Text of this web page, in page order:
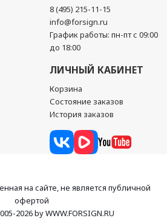
8 (495) 215-11-15
info@forsign.ru
График работы: пн-пт с 09:00
до 18:00
ЛИЧНЫЙ КАБИНЕТ
Корзина
Состояние заказов
История заказов
на сайте, не является публичной
офертой
2026 by WWW.FORSIGN.RU